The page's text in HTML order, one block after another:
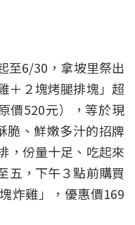
至6/30，拿坡里祭出
＋２塊烤腿排塊」超
價520元），等於現
脆、鮮嫩多汁的招牌
，份量十足、吃起來
五，下午３點前購買
炸雞」，優惠價169